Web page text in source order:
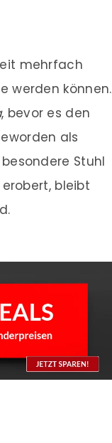
mehrfach
werden können.
, bevor es den
als
Stuhl
bleibt